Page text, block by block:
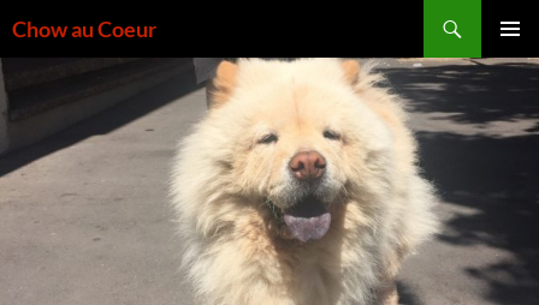
au
contenu
Chow au Coeur
MENU